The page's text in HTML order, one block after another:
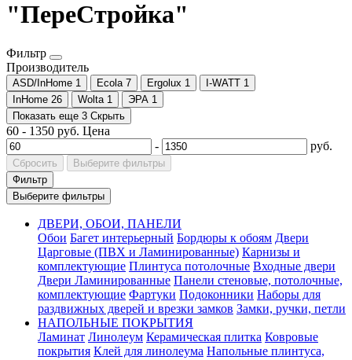
"ПереСтройка"
Фильтр
Производитель
ASD/InHome 1 Ecola 7 Ergolux 1 I-WATT 1
InHome 26 Wolta 1 ЭРА 1
Показать еще 3 Скрыть
60 - 1350 руб. Цена
-
руб.
Сбросить
Выберите фильтры
Фильтр
Выберите фильтры
ДВЕРИ, ОБОИ, ПАНЕЛИ
Обои Багет интерьерный Бордюры к обоям Двери
Царговые (ПВХ и Ламинированные) Карнизы и
комплектующие Плинтуса потолочные Входные двери
Двери Ламинированные Панели стеновые, потолочные,
комплектующие Фартуки Подоконники Наборы для
раздвижных дверей и врезки замков Замки, ручки, петли
НАПОЛЬНЫЕ ПОКРЫТИЯ
Ламинат Линолеум Керамическая плитка Ковровые
покрытия Клей для линолеума Напольные плинтуса,